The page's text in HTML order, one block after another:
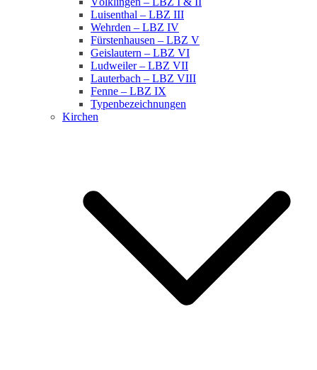
Luisenthal – LBZ III
Wehrden – LBZ IV
Fürstenhausen – LBZ V
Geislautern – LBZ VI
Ludweiler – LBZ VII
Lauterbach – LBZ VIII
Fenne – LBZ IX
Typenbezeichnungen
Kirchen